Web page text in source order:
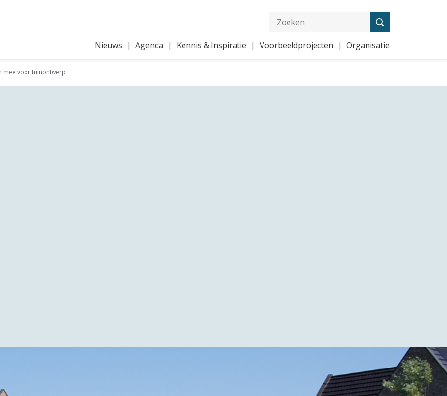
Nieuws Agenda Kennis & Inspiratie Voorbeeldprojecten Organisatie
mee voor tuinontwerp